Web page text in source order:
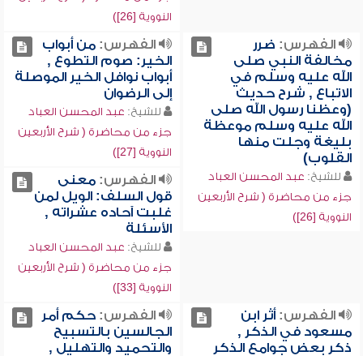
النووية [26])
الفهرس: ضرر
مخالفة النبي صلى
الله عليه وسلم في
الاتباع , شرح حديث
(وعظنا رسول الله صلى
الله عليه وسلم موعظة
بليغة وجلت منها
القلوب)
للشيخ: عبد المحسن العباد
جزء من محاضرة ( شرح الأربعين
النووية [26])
الفهرس:من أبواب
الخير: صوم التطوع ,
أبواب نوافل الخير الموصلة
إلى الرضوان
للشيخ: عبد المحسن العباد
جزء من محاضرة ( شرح الأربعين
النووية [27])
الفهرس:معنى
قول السلف: الويل لمن
غلبت آحاده عشراته ,
الأسئلة
للشيخ: عبد المحسن العباد
جزء من محاضرة ( شرح الأربعين
النووية [33])
الفهرس:أثر ابن
مسعود في الذكر ,
ذكر بعض جوامع الذكر
الفهرس:حكم أمر
الجالسين بالتسبيح
والتحميد والتهليل ,